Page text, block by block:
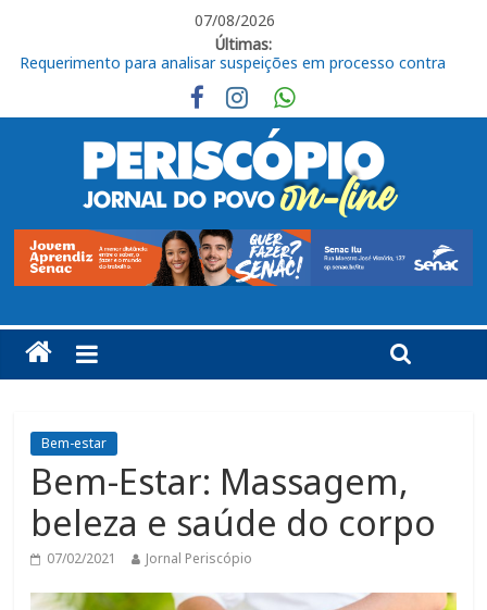
07/08/2026
Últimas:
Livro “Roberto de Francisco, organista em Itu” será lançado
CEUNSP apresenta novos espaços do Bloco K no Campus
Itu registra alta no Ideb e alcança nota 6,5 nos anos iniciais do
Ensino Fundamental
Fraternidades Franciscanas realizam ação solidária em
benefício do Lar Santo Inácio, em Itu
Requerimento para analisar suspeições em processo contra
Moacir Cova é rejeitado
Bem-estar
Bem-Estar: Massagem,
beleza e saúde do corpo
07/02/2021 Jornal Periscópio